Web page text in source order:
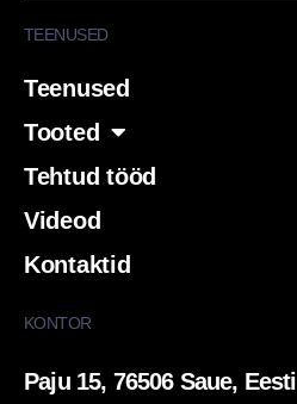
TEENUSED
Teenused
Tooted
Tehtud tööd
Videod
Kontaktid
KONTOR
Paju 15, 76506 Saue, Eesti